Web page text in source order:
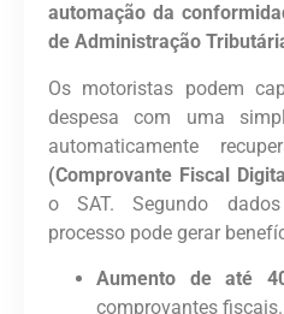
automação da
de Administração
Os motoristas podem
despesa com uma
automaticamente
(Comprovante Fiscal
o SAT. Segundo
processo pode gerar
Aumento de até
comprovantes fiscais.